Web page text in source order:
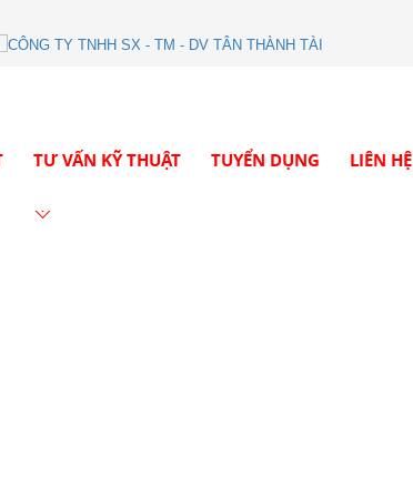
TƯ VẤN KỸ THUẬT TUYỂN DỤNG LIÊN HỆ